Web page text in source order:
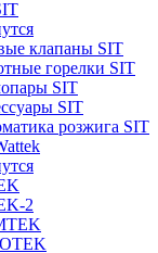
клапаны SIT
горелки SIT
SIT
SIT
розжига SIT
2